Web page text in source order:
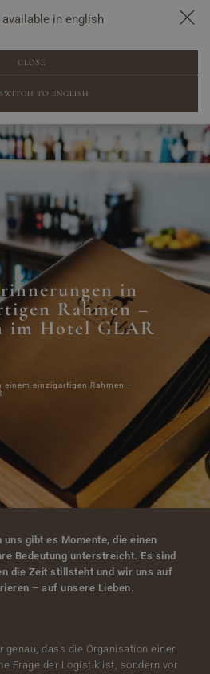
POPUP-BUCHUNG
in
Rahmen –
im Hotel GLAR
einem einzigartigen Rahmen –
uns gibt es Momente, die einen
Bedeutung unterstreicht. Es sind
die Zeit stillsteht und wir uns auf
– auf unsere Lieben.
genau, dass die Organisation einer
Frage der Logistik ist, sondern vor
in english
CLOSE
SWITCH TO ENGLISH